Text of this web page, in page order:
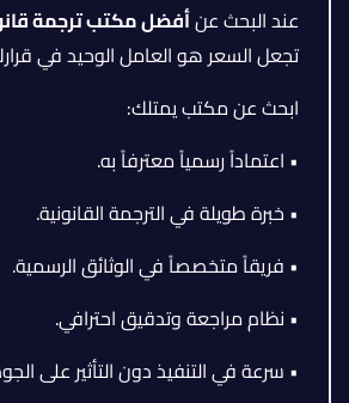
عند البحث عنأفضل مكتب ترجمة
تجعل السعر هو العامل الوحيد في
ابحث عن مكتب يمتلك:
• اعتماداً رسمياً معترفاً به.
• خبرة طويلة في الترجمة القانونية.
• فريقاً متخصصاً في الوثائق الرسمية.
• نظام مراجعة وتدقيق احترافي.
• سرعة في التنفيذ دون التأثير على